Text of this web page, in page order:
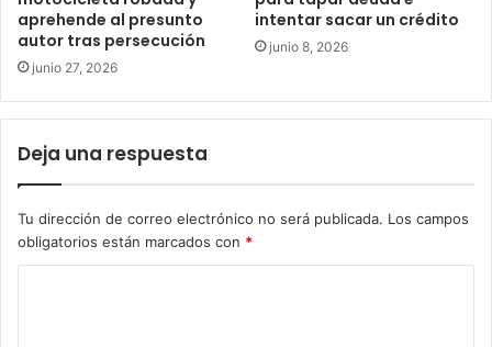
aprehende al presunto
autor tras persecución
junio 27, 2026
intentar sacar un crédito
junio 8, 2026
Deja una respuesta
Tu dirección de correo electrónico no será publicada. Los campos
obligatorios están marcados con *